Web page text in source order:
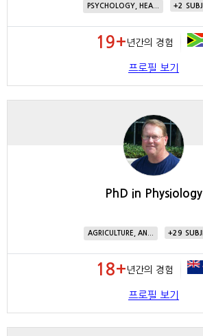
PSYCHOLOGY, HEA... 2
19+ 년간의 경험
프로필 보기
PhD in Physiology
AGRICULTURE, AN... 29
18+ 년간의 경험
프로필 보기